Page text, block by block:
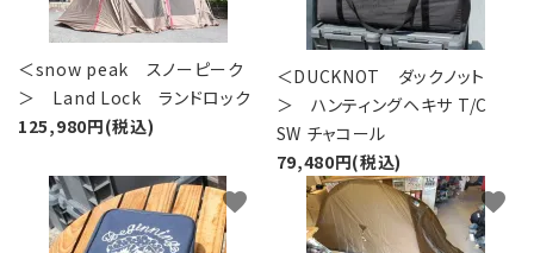
＜snow peak スノーピーク
＞ Land Lock ランドロック
125,980円(税込)
＜DUCKNOT ダックノット
＞ ハンティングヘキサ T/C
SW チャコール
79,480円(税込)
favorite favorite